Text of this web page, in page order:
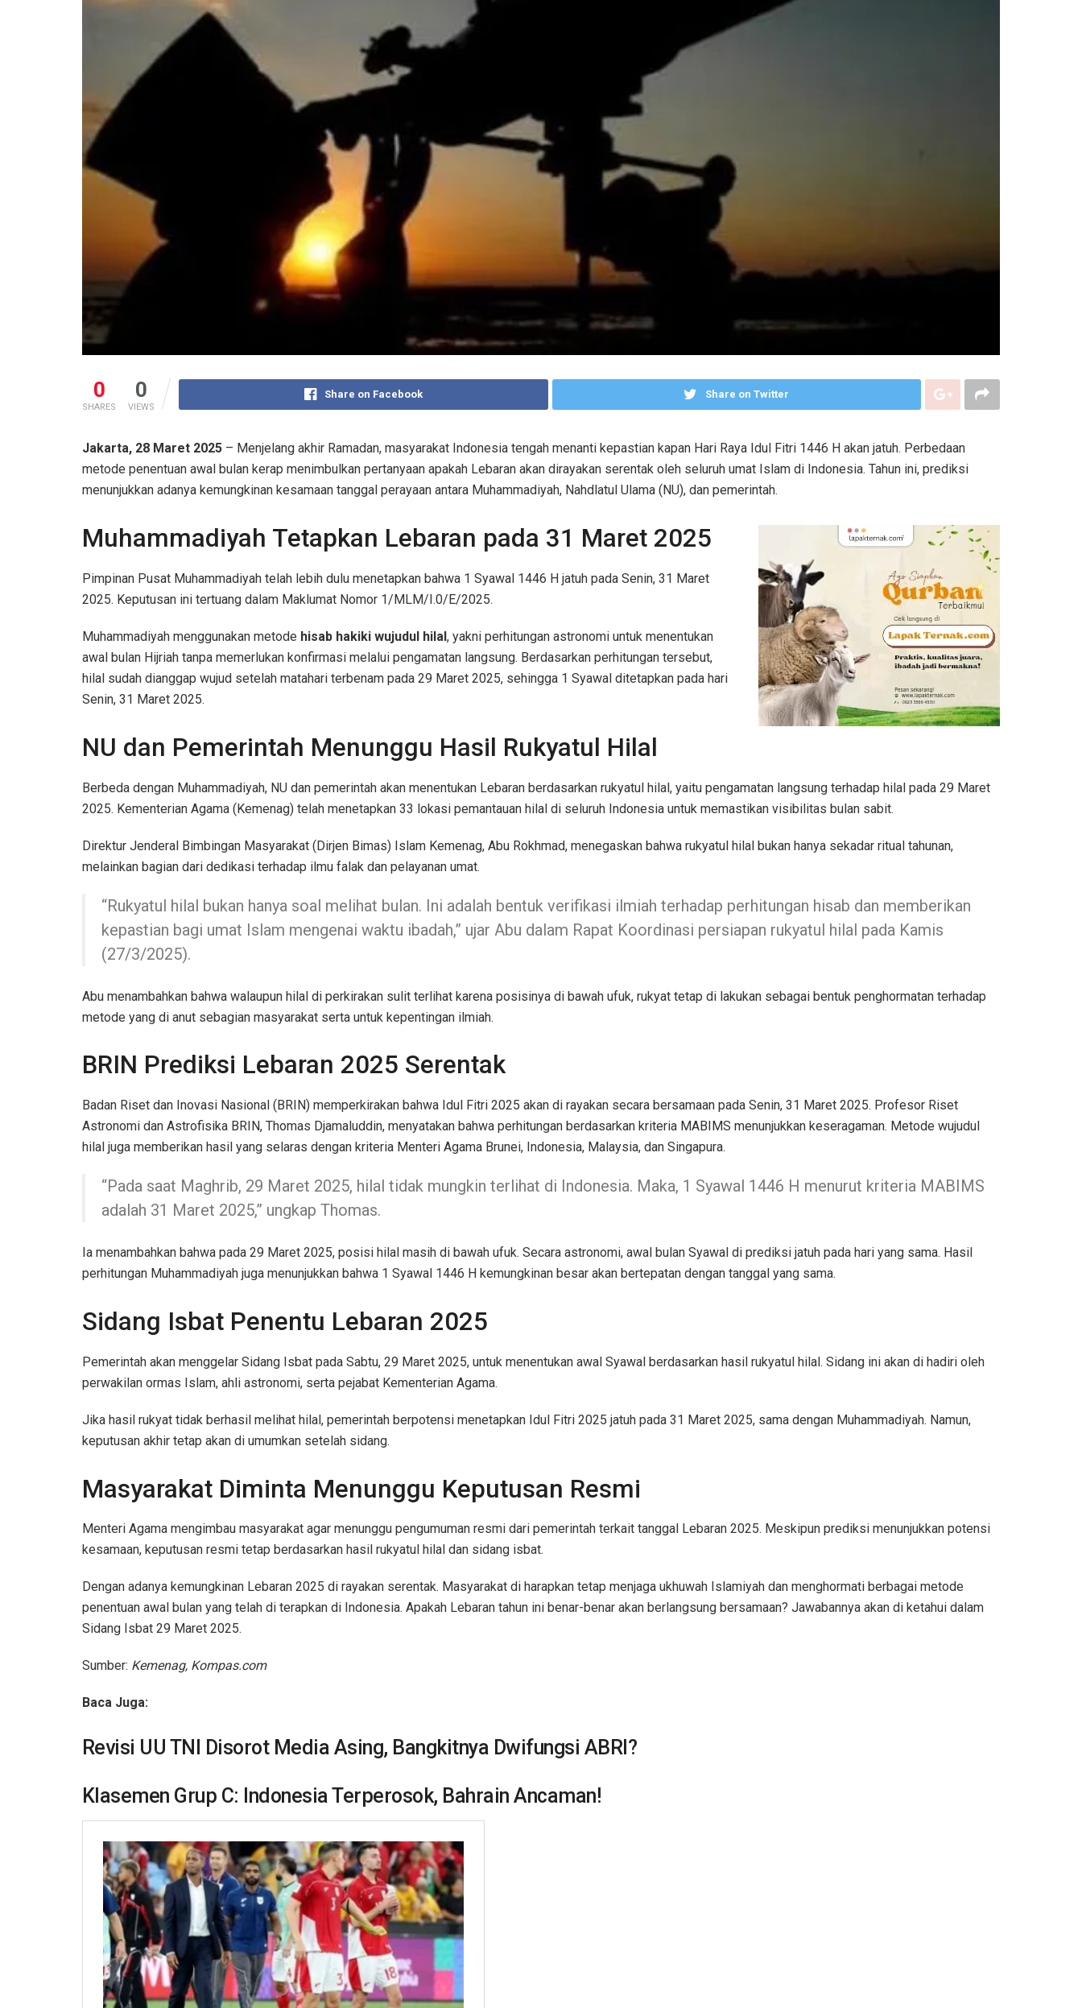
0
SHARES
0
VIEWS
Share on Facebook Share on Twitter
Jakarta, 28 Maret 2025 – Menjelang akhir Ramadan, masyarakat Indonesia tengah menanti kepastian kapan Hari Raya Idul Fitri 1446 H akan jatuh. Perbedaan
metode penentuan awal bulan kerap menimbulkan pertanyaan apakah Lebaran akan dirayakan serentak oleh seluruh umat Islam di Indonesia. Tahun ini, prediksi
menunjukkan adanya kemungkinan kesamaan tanggal perayaan antara Muhammadiyah, Nahdlatul Ulama (NU), dan pemerintah.
Muhammadiyah Tetapkan Lebaran pada 31 Maret 2025
Pimpinan Pusat Muhammadiyah telah lebih dulu menetapkan bahwa 1 Syawal 1446 H jatuh pada Senin, 31 Maret
2025. Keputusan ini tertuang dalam Maklumat Nomor 1/MLM/I.0/E/2025.
Muhammadiyah menggunakan metode hisab hakiki wujudul hilal, yakni perhitungan astronomi untuk menentukan
awal bulan Hijriah tanpa memerlukan konfirmasi melalui pengamatan langsung. Berdasarkan perhitungan tersebut,
hilal sudah dianggap wujud setelah matahari terbenam pada 29 Maret 2025, sehingga 1 Syawal ditetapkan pada hari
Senin, 31 Maret 2025.
NU dan Pemerintah Menunggu Hasil Rukyatul Hilal
Berbeda dengan Muhammadiyah, NU dan pemerintah akan menentukan Lebaran berdasarkan rukyatul hilal, yaitu pengamatan langsung terhadap hilal pada 29 Maret
2025. Kementerian Agama (Kemenag) telah menetapkan 33 lokasi pemantauan hilal di seluruh Indonesia untuk memastikan visibilitas bulan sabit.
Direktur Jenderal Bimbingan Masyarakat (Dirjen Bimas) Islam Kemenag, Abu Rokhmad, menegaskan bahwa rukyatul hilal bukan hanya sekadar ritual tahunan,
melainkan bagian dari dedikasi terhadap ilmu falak dan pelayanan umat.
“Rukyatul hilal bukan hanya soal melihat bulan. Ini adalah bentuk verifikasi ilmiah terhadap perhitungan hisab dan memberikan
kepastian bagi umat Islam mengenai waktu ibadah,” ujar Abu dalam Rapat Koordinasi persiapan rukyatul hilal pada Kamis
(27/3/2025).
Abu menambahkan bahwa walaupun hilal di perkirakan sulit terlihat karena posisinya di bawah ufuk, rukyat tetap di lakukan sebagai bentuk penghormatan terhadap
metode yang di anut sebagian masyarakat serta untuk kepentingan ilmiah.
BRIN Prediksi Lebaran 2025 Serentak
Badan Riset dan Inovasi Nasional (BRIN) memperkirakan bahwa Idul Fitri 2025 akan di rayakan secara bersamaan pada Senin, 31 Maret 2025. Profesor Riset
Astronomi dan Astrofisika BRIN, Thomas Djamaluddin, menyatakan bahwa perhitungan berdasarkan kriteria MABIMS menunjukkan keseragaman. Metode wujudul
hilal juga memberikan hasil yang selaras dengan kriteria Menteri Agama Brunei, Indonesia, Malaysia, dan Singapura.
“Pada saat Maghrib, 29 Maret 2025, hilal tidak mungkin terlihat di Indonesia. Maka, 1 Syawal 1446 H menurut kriteria MABIMS
adalah 31 Maret 2025,” ungkap Thomas.
Ia menambahkan bahwa pada 29 Maret 2025, posisi hilal masih di bawah ufuk. Secara astronomi, awal bulan Syawal di prediksi jatuh pada hari yang sama. Hasil
perhitungan Muhammadiyah juga menunjukkan bahwa 1 Syawal 1446 H kemungkinan besar akan bertepatan dengan tanggal yang sama.
Sidang Isbat Penentu Lebaran 2025
Pemerintah akan menggelar Sidang Isbat pada Sabtu, 29 Maret 2025, untuk menentukan awal Syawal berdasarkan hasil rukyatul hilal. Sidang ini akan di hadiri oleh
perwakilan ormas Islam, ahli astronomi, serta pejabat Kementerian Agama.
Jika hasil rukyat tidak berhasil melihat hilal, pemerintah berpotensi menetapkan Idul Fitri 2025 jatuh pada 31 Maret 2025, sama dengan Muhammadiyah. Namun,
keputusan akhir tetap akan di umumkan setelah sidang.
Masyarakat Diminta Menunggu Keputusan Resmi
Menteri Agama mengimbau masyarakat agar menunggu pengumuman resmi dari pemerintah terkait tanggal Lebaran 2025. Meskipun prediksi menunjukkan potensi
kesamaan, keputusan resmi tetap berdasarkan hasil rukyatul hilal dan sidang isbat.
Dengan adanya kemungkinan Lebaran 2025 di rayakan serentak. Masyarakat di harapkan tetap menjaga ukhuwah Islamiyah dan menghormati berbagai metode
penentuan awal bulan yang telah di terapkan di Indonesia. Apakah Lebaran tahun ini benar-benar akan berlangsung bersamaan? Jawabannya akan di ketahui dalam
Sidang Isbat 29 Maret 2025.
Sumber: Kemenag, Kompas.com
Baca Juga:
Revisi UU TNI Disorot Media Asing, Bangkitnya Dwifungsi ABRI?
Klasemen Grup C: Indonesia Terperosok, Bahrain Ancaman!